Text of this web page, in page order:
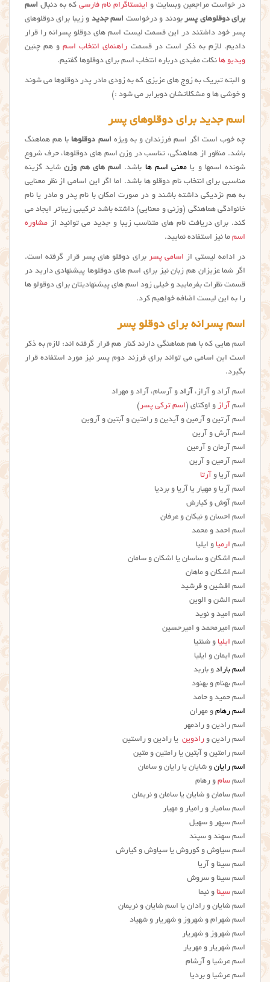
در خواست مراجعین وبسایت و اینستاگرام نام فارسی که به دنبال اسم
برای دوقلوهای پسربودند و درخواست اسم جدید و زیبا برای دوقلوهای
پسر خود داشتند در این قسمت لیست اسم های دوقلو پسرانه را قرار
دادیم. لازم به ذکر است در قسمت راهنمای انتخاب اسمو هم چنین
ویدیو ها نکات مفیدی درباره انتخاب اسم برای دوقلوها گفتیم.
و البته تبریک به زوج های عزیزی که به زودی مادر پدر دوقلوها می شوند
و خوشی ها و مشکلاتشان دوبرابر می شود :)
اسم جدید برای دوقلوهای پسر
چه خوب است اگر اسم فرزندان و به ویژه اسم دوقلوها با هم هماهنگ
باشد. منظور از هماهنگی، تناسب در وزن اسم های دوقلوها، حرف شروع
شونده اسمها و یا معنی اسم ها باشد. اسم های هم وزنشاید گزینه
مناسبی برای انتخاب نام دوقلو ها باشد. اما اگر این اسامی از نظر معنایی
به هم نزدیکی داشته باشند و در صورت امکان با نام پدر و مادر یا نام
خانوادگی هماهنگی (وزنی و معنایی) داشته باشد ترکیبی زیباتر ایجاد می
کند. برای دریافت نام های متناسب زیبا و جدید می توانید از مشاوره
اسم ما نیز استفاده نمایید.
در ادامه لیستی از اسامی پسر برای دوقلو های پسر قرار گرفته است.
اگر شما عزیزان هم زبان نیز برای اسم های دوقلوها پیشنهادی دارید در
قسمت نظرات بفرمایید و خیلی زود اسم های پیشنهادیتان برای دوقولو ها
را به این لیست اضافه خواهیم کرد.
اسم پسرانه برای دوقلو پسر
اسم هایی که با هم هماهنگی دارند کنار هم قرار گرفته اند: لازم به ذکر
است این اسامی می تواند برای فرزند دوم پسر نیز مورد استفاده قرار
بگیرد.
اسم آراد و آراز، آراد و آرسام، آراد و مهراد
اسم آراز و اوکتای (اسم ترکی پسر)
اسم آرتین و آرمین و آیدین و رامتین و آبتین و آروین
اسم آرش و آرین
اسم آرمان و آرمین
اسم آرمین و آرین
اسم آریا و آرتا
اسم آریا و مهیار یا آریا و بردیا
اسم آوش و کیارش
اسم احسان و نیکان و عرفان
اسم احمد و محمد
اسم ارمیا و ایلیا
اسم اشکان و ساسان یا اشکان و سامان
اسم اشکان و ماهان
اسم افشین و فرشید
اسم الشن و الوین
اسم امید و نوید
اسم امیرمحمد و امیرحسین
اسم ایلیا و شنتیا
اسم ایمان و ایلیا
اسم باراد و باربد
اسم بهنام و بهنود
اسم حمید و حامد
اسم رهام و مهران
اسم رادین و رادمهر
اسم رادین و رادوین یا رادین و راستین
اسم رامتین و آبتین یا رامتین و متین
اسم رایان و شایان یا رایان و سامان
اسم سام و رهام
اسم سامان و شایان یا سامان و نریمان
اسم سامیار و رامیار و مهیار
اسم سپهر و سهیل
اسم سهند و سپند
اسم سیاوش و کوروش یا سیاوش و کیارش
اسم سینا و آریا
اسم سینا و سروش
اسم سینا و نیما
اسم شایان و رادان یا اسم شایان و نریمان
اسم شهرام و شهروز و شهریار و شهیاد
اسم شهروز و شهریار
اسم شهریار و مهریار
اسم عرشیا و آرشام
اسم عرشیا و بردیا